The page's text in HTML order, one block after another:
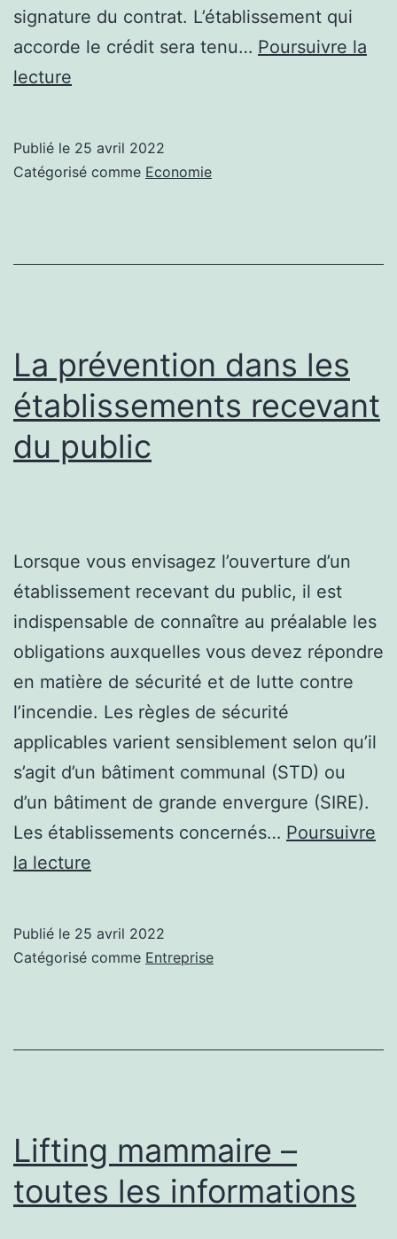
signature du contrat. L’établissement qui
accorde le crédit sera tenu… Poursuivre la
lecture
consommation
banque
Publié le 25 avril 2022
Catégorisé comme Economie
La prévention dans les
établissements recevant
du public
Lorsque vous envisagez l’ouverture d’un
établissement recevant du public, il est
indispensable de connaître au préalable les
obligations auxquelles vous devez répondre
en matière de sécurité et de lutte contre
l’incendie. Les règles de sécurité
applicables varient sensiblement selon qu’il
s’agit d’un bâtiment communal (STD) ou
d’un bâtiment de grande envergure (SIRE).
Les établissements concernés… Poursuivre
la lecture
les
Publié le 25 avril 2022
Catégorisé comme Entreprise
Lifting mammaire –
toutes les informations